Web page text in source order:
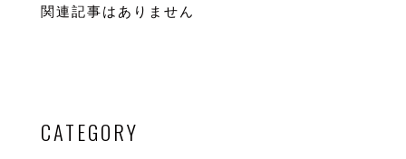
関連記事はありません
CATEGORY